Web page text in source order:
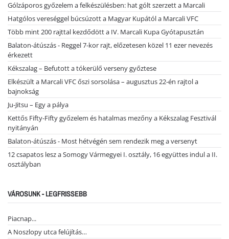
Gólzáporos győzelem a felkészülésben: hat gólt szerzett a Marcali
Hatgólos vereséggel búcsúzott a Magyar Kupától a Marcali VFC
Több mint 200 rajttal kezdődött a IV. Marcali Kupa Gyótapusztán
Balaton-átúszás - Reggel 7-kor rajt, előzetesen közel 11 ezer nevezés
érkezett
Kékszalag – Befutott a tókerülő verseny győztese
Elkészült a Marcali VFC őszi sorsolása – augusztus 22-én rajtol a
bajnokság
Ju-Jitsu – Egy a pálya
Kettős Fifty-Fifty győzelem és hatalmas mezőny a Kékszalag Fesztivál
nyitányán
Balaton-átúszás - Most hétvégén sem rendezik meg a versenyt
12 csapatos lesz a Somogy Vármegyei I. osztály, 16 együttes indul a II.
osztályban
VÁROSUNK - LEGFRISSEBB
Piacnap...
A Noszlopy utca felújítás…